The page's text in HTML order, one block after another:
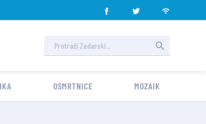
OSMRTNICE MOZAIK